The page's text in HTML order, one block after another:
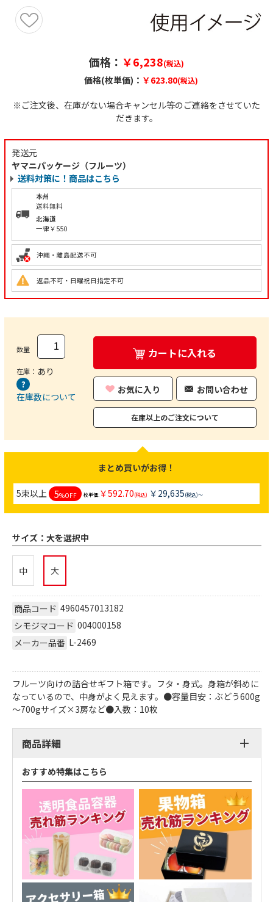
価格： ￥6,238(税込)
価格(枚単価)： ￥623.80(税込)
※ご注文後、在庫がない場合キャンセル等のご連絡をさせていた
だきます。
発送元
ヤマニパッケージ（フルーツ）
送料対策に！商品はこちら
本州
送料無料
北海道
一律￥550
沖縄・離島配送不可
返品不可・日曜祝日指定不可
数量
在庫： あり
在庫数について
カートに入れる
お気に入り お問い合わせ
在庫以上のご注文について
まとめ買いがお得！
5束以上 5%OFF 枚単価:￥592.70(税込) ￥29,635(税込)～
サイズ： 大を選択中
中 大
商品コード 4960457013182
シモジマコード 004000158
メーカー品番 L-2469
フルーツ向けの詰合せギフト箱です。フタ・身式。身箱が斜めに
なっているので、中身がよく見えます。●容量目安：ぶどう600g
～700gサイズ×3房など●入数：10枚
商品詳細
おすすめ特集はこちら